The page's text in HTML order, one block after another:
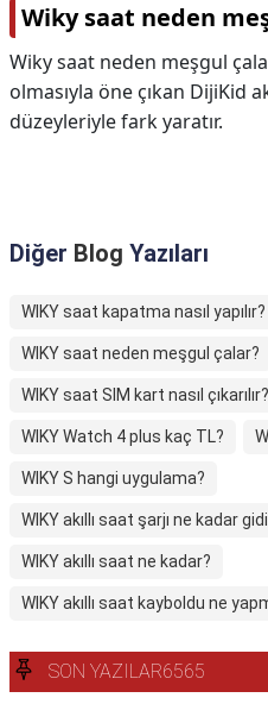
Wiky saat neden
Wiky saat neden meşgul
olmasıyla öne çıkan DijiKid
düzeyleriyle fark yaratır.
Diğer Blog Yazıları
WIKY saat kapatma nasıl yapılır?
WIKY saat neden meşgul çalar?
WIKY saat SIM kart nasıl çıkarılır?
WIKY Watch 4 plus kaç TL?
WIKY S hangi uygulama?
WIKY akıllı saat şarjı ne kadar
WIKY akıllı saat ne kadar?
WIKY akıllı saat kayboldu ne
SON YAZILAR6565